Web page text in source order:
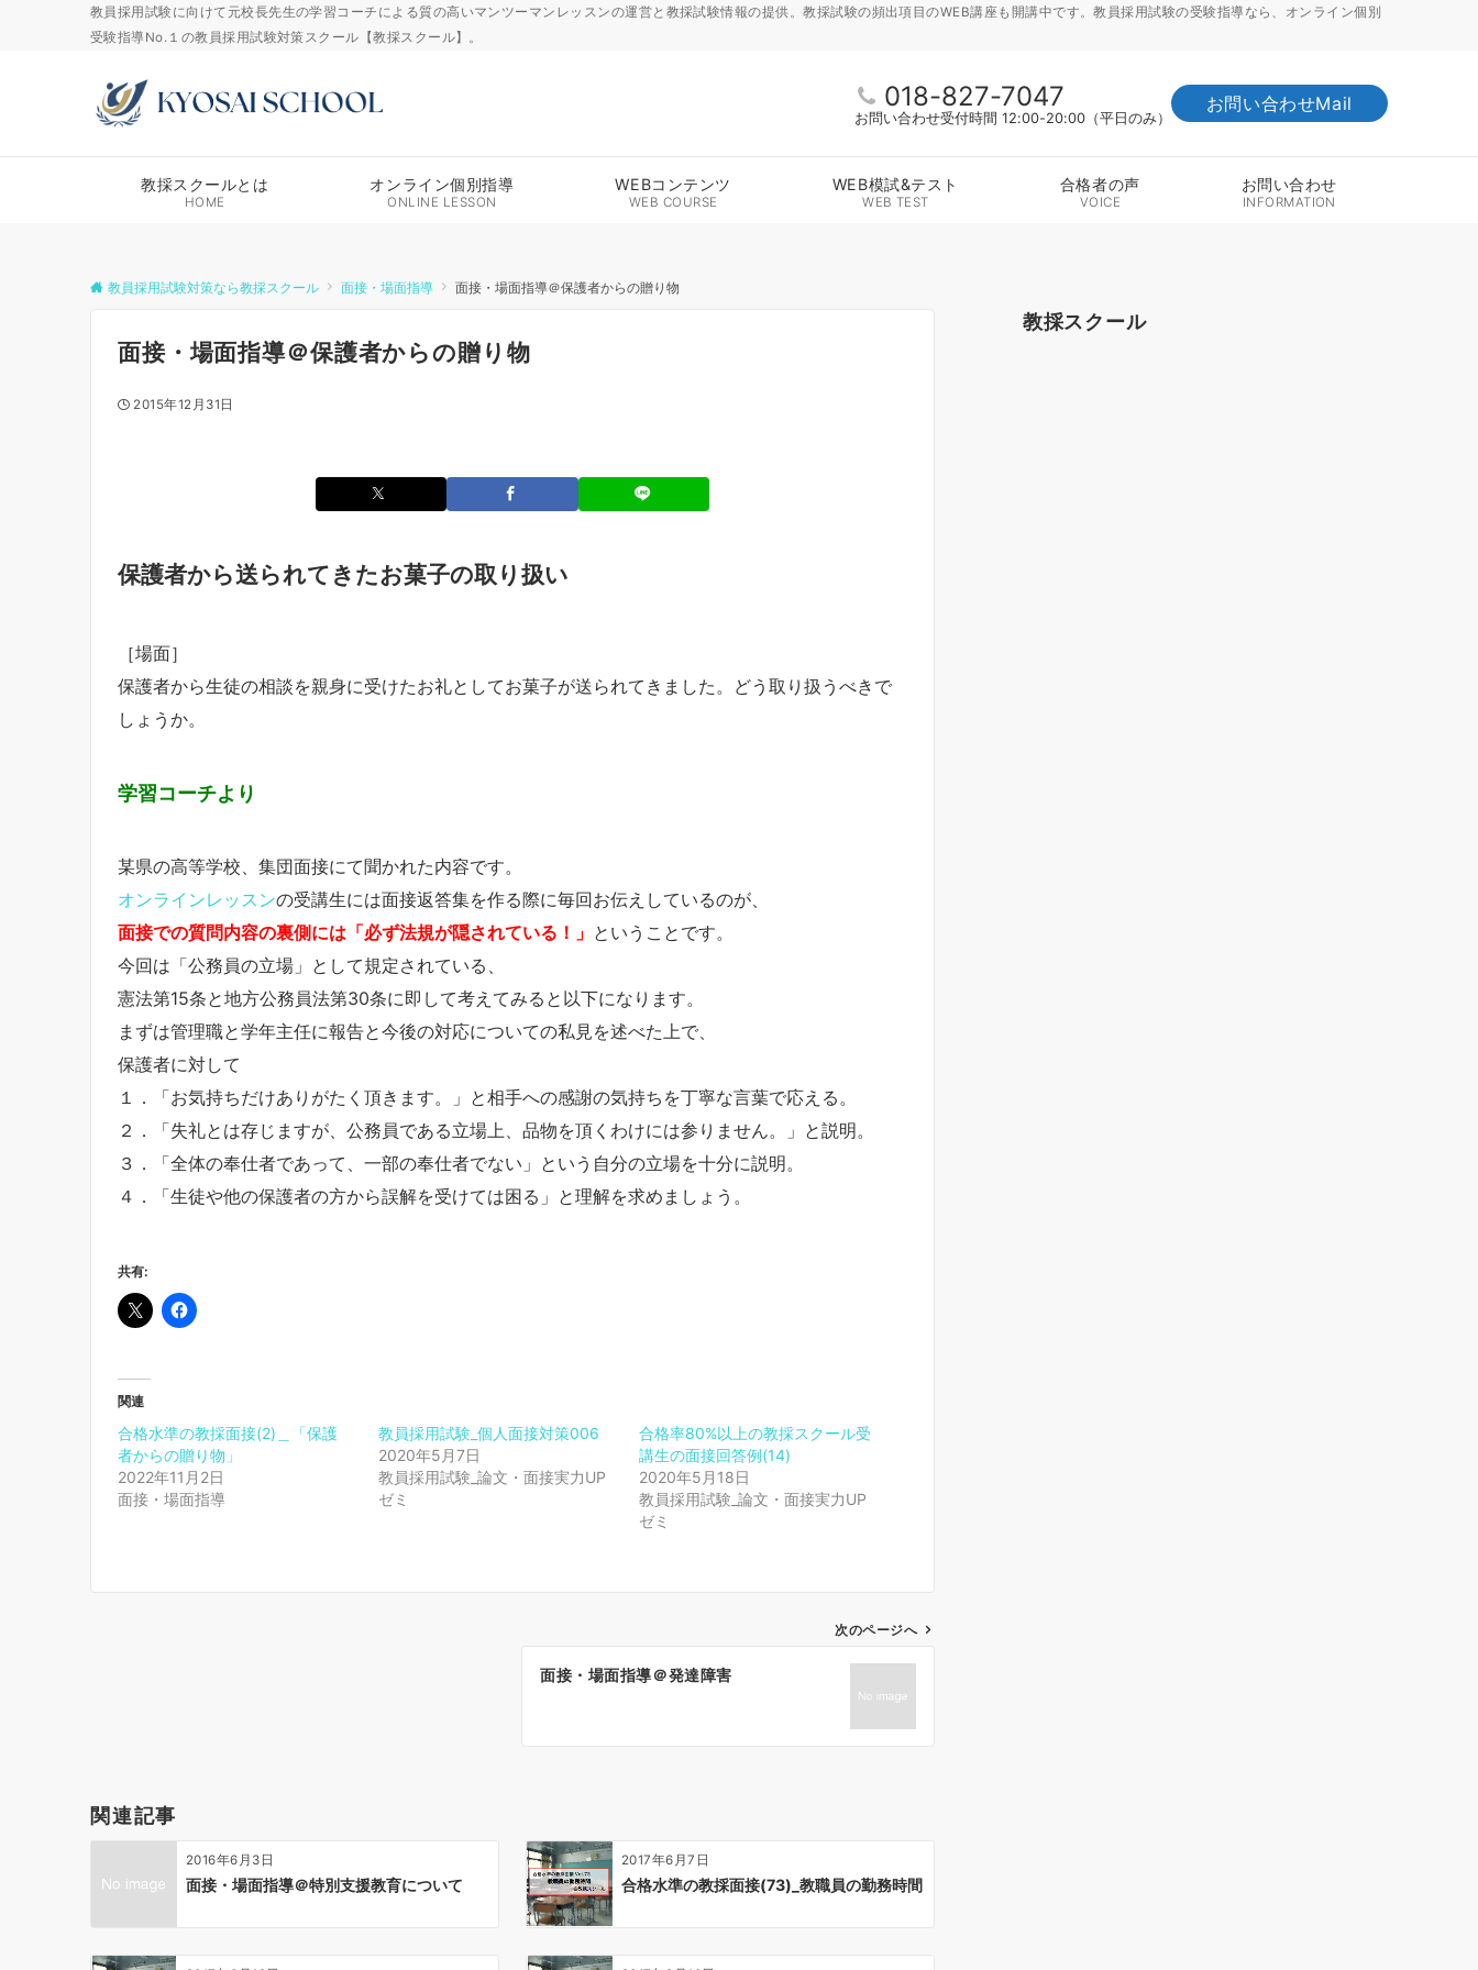
教員採用試験に向けて元校長先生の学習コーチによる質の高いマンツーマンレッスンの運営と教採試験情報の提供。教採試験の頻出項目のWEB講座も開講中です。教員採用試験の受験指導なら、オンライン個別
受験指導No.１の教員採用試験対策スクール【教採スクール】。
018-827-7047
お問い合わせ受付時間 12:00-20:00（平日のみ）
お問い合わせMail
教採スクールとは
HOME
オンライン個別指導
ONLINE LESSON
WEBコンテンツ
WEB COURSE
WEB模試&テスト
WEB TEST
合格者の声
VOICE
お問い合わせ
INFORMATION
教員採用試験対策なら教採スクール 面接・場面指導 面接・場面指導＠保護者からの贈り物
面接・場面指導＠保護者からの贈り物
2015年12月31日
保護者から送られてきたお菓子の取り扱い
［場面］
保護者から生徒の相談を親身に受けたお礼としてお菓子が送られてきました。どう取り扱うべきで
しょうか。
学習コーチより
某県の高等学校、集団面接にて聞かれた内容です。
オンラインレッスンの受講生には面接返答集を作る際に毎回お伝えしているのが、
面接での質問内容の裏側には「必ず法規が隠されている！」 ということです。
今回は「公務員の立場」として規定されている、
憲法第15条と地方公務員法第30条に即して考えてみると以下になります。
まずは管理職と学年主任に報告と今後の対応についての私見を述べた上で、
保護者に対して
１．「お気持ちだけありがたく頂きます。」と相手への感謝の気持ちを丁寧な言葉で応える。
２．「失礼とは存じますが、公務員である立場上、品物を頂くわけには参りません。」と説明。
３．「全体の奉仕者であって、一部の奉仕者でない」という自分の立場を十分に説明。
４．「生徒や他の保護者の方から誤解を受けては困る」と理解を求めましょう。
共有:
関連
合格水準の教採面接(2)＿「保護
者からの贈り物」
2022年11月2日
面接・場面指導
教員採用試験_個人面接対策006
2020年5月7日
教員採用試験_論文・面接実力UP
ゼミ
合格率80%以上の教採スクール受
講生の面接回答例(14)
2020年5月18日
教員採用試験_論文・面接実力UP
ゼミ
シ
ン
次のページへ
面接・場面指導＠発達障害
関連記事
2016年6月3日
面接・場面指導＠特別支援教育について
2017年6月7日
合格水準の教採面接(73)_教職員の勤務時間
教採スクール